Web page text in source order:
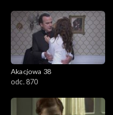
Akacjowa 38
odc. 870